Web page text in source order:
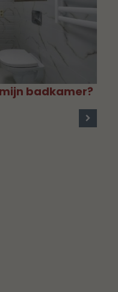
badkamer?